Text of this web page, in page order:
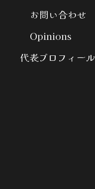
お問い合わせ
Opinions
代表プロフィール